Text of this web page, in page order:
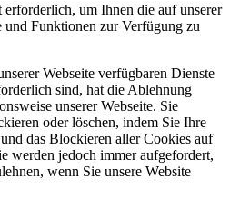
um Ihnen die auf unserer
und Funktionen zur Verfügung zu
Webseite verfügbaren Dienste
sind, hat die Ablehnung
unserer Webseite. Sie
oder löschen, indem Sie Ihre
das Blockieren aller Cookies auf
werden jedoch immer aufgefordert,
wenn Sie unsere Website